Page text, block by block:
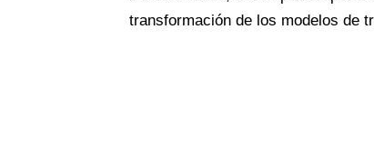
transformación de los modelos de